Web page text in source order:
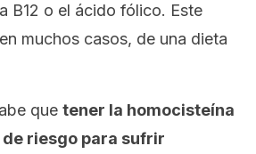
B12 o el ácido fólico. Este
muchos casos, de una dieta
que tener la homocisteína
riesgo para sufrir